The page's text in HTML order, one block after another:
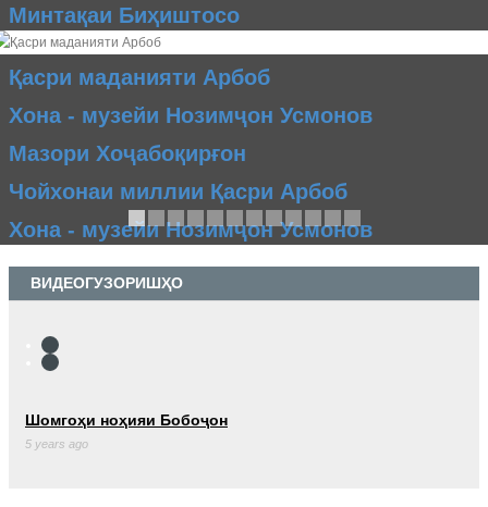
Минтақаи Биҳиштосо
Қасри маданияти Арбоб
Хона - музейи Нозимҷон Усмонов
Мазори Хоҷабоқирғон
Чойхонаи миллии Қасри Арбоб
Хона - музейи Нозимҷон Усмонов
ВИДЕОГУЗОРИШҲО
Шомгоҳи ноҳияи Бобоҷон
5 years ago